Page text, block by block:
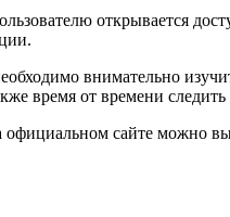
открывается
внимательно
время от времени следить
официальном сайте можно